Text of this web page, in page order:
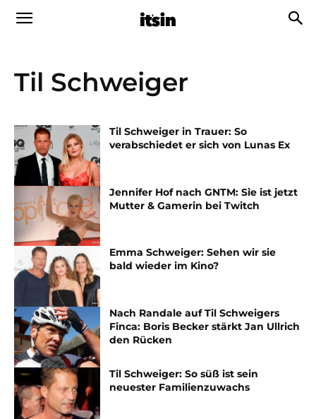
Til Schweiger
Til Schweiger in Trauer: So
verabschiedet er sich von Lunas Ex
Jennifer Hof nach GNTM: Sie ist jetzt
Mutter & Gamerin bei Twitch
Emma Schweiger: Sehen wir sie
bald wieder im Kino?
Nach Randale auf Til Schweigers
Finca: Boris Becker stärkt Jan Ullrich
den Rücken
Til Schweiger: So süß ist sein
neuester Familienzuwachs